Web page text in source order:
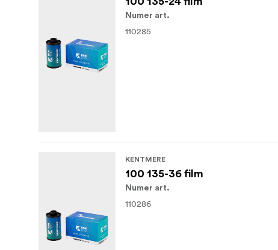
Numer art.
110285
KENTMERE
100 135-36 film
Numer art.
110286